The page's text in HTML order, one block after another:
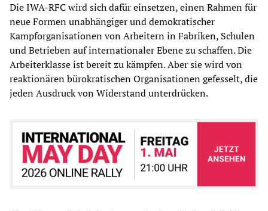
Die IWA-RFC wird sich dafür einsetzen, einen Rahmen für
neue Formen unabhängiger und demokratischer
Kampforganisationen von Arbeitern in Fabriken, Schulen
und Betrieben auf internationaler Ebene zu schaffen. Die
Arbeiterklasse ist bereit zu kämpfen. Aber sie wird von
reaktionären bürokratischen Organisationen gefesselt, die
jeden Ausdruck von Widerstand unterdrücken.